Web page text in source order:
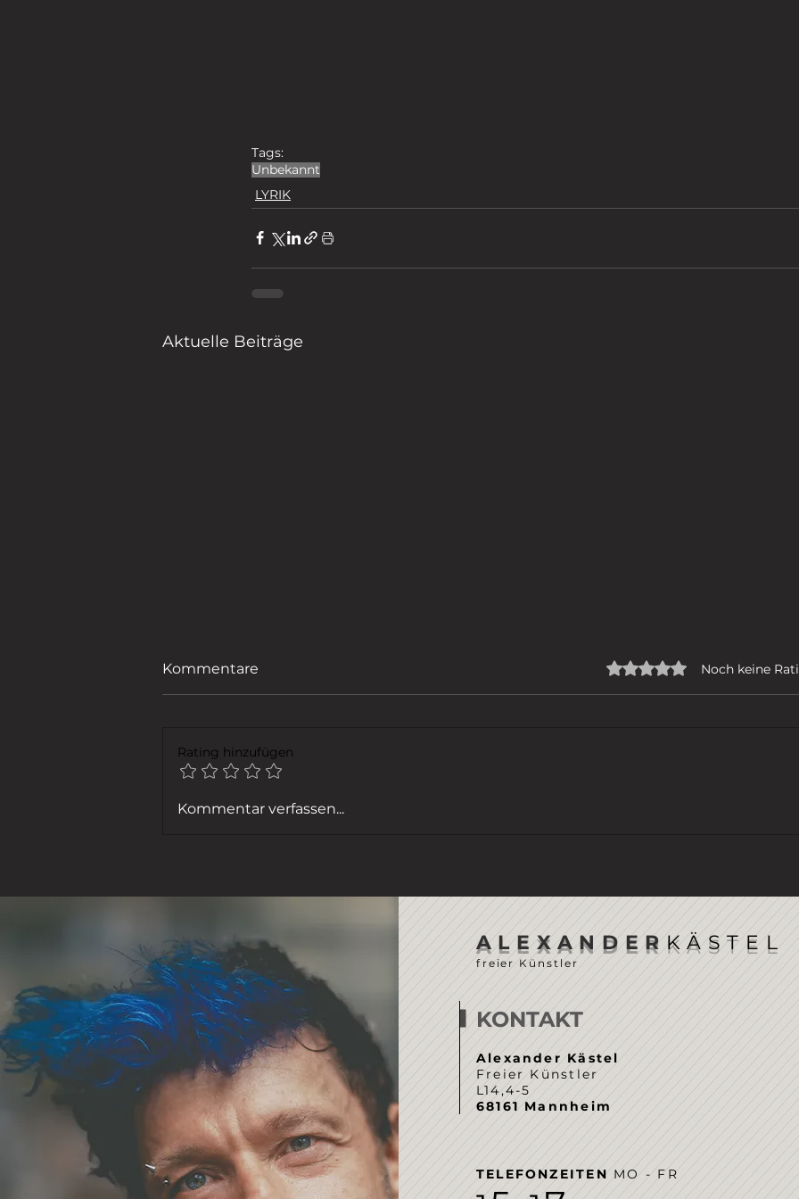
Tags:
Unbekannt
LYRIK
Aktuelle Beiträge
FENSTER PUTZEN
Kommentare Mit 0 von 5 Sternen
Noch keine
Rating hinzufügen
Kommentar verfassen...
ALEXANDER KÄSTEL
freier Künstler
KONTAKT
Alexander Kästel
Freier Künstler
L14,4-5
68161 Mannheim
TELEFONZEITEN MO - FR